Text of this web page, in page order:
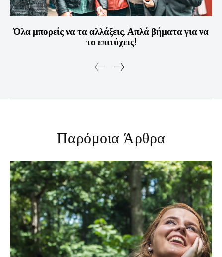
Όλα μπορείς να τα αλλάξεις. Απλά βήματα για να
το επιτύχεις!
Παρόμοια Άρθρα